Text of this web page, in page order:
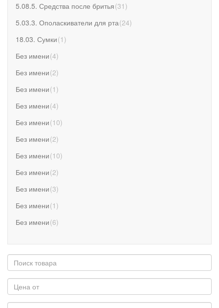
5.08.5. Средства после бритья(31 )
5.03.3. Ополаскиватели для рта(24)
18.03. Сумки(1 )
Без имени(4)
Без имени(2)
Без имени(1 )
Без имени(4)
Без имени(10)
Без имени(2)
Без имени(10)
Без имени(2)
Без имени(3)
Без имени(1 )
Без имени(6)